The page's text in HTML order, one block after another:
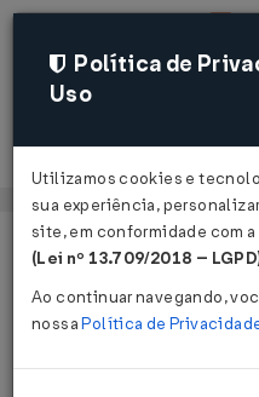
Página Inicial Legislações
Instrução
Política de
Uso
Utilizamos cookies e
sua experiência,
site, em conformidade com a
(Lei nº 13.709/2018 –
Ao continuar navegando,
nossaPolítica de